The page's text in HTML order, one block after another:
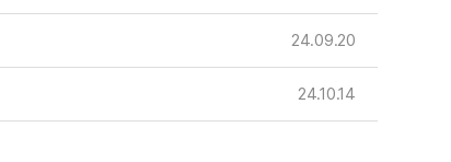
24.09.20
24.10.14